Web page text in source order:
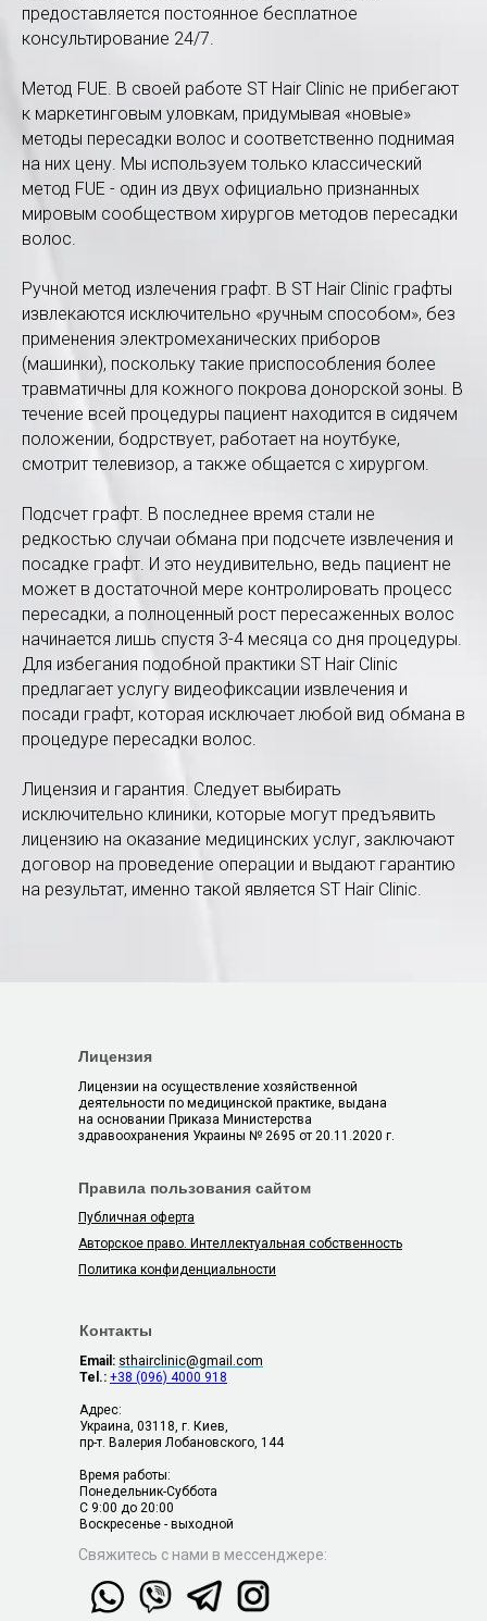
предоставляется постоянное бесплатное
консультирование 24/7.
Метод FUE. В своей работе ST Hair Clinic не прибегают
к маркетинговым уловкам, придумывая «новые»
методы пересадки волос и соответственно поднимая
на них цену. Мы используем только классический
метод FUE - один из двух официально признанных
мировым сообществом хирургов методов пересадки
волос.
Ручной метод излечения графт. В ST Hair Clinic графты
извлекаются исключительно «ручным способом», без
применения электромеханических приборов
(машинки), поскольку такие приспособления более
травматичны для кожного покрова донорской зоны. В
течение всей процедуры пациент находится в сидячем
положении, бодрствует, работает на ноутбуке,
смотрит телевизор, а также общается с хирургом.
Подсчет графт. В последнее время стали не
редкостью случаи обмана при подсчете извлечения и
посадке графт. И это неудивительно, ведь пациент не
может в достаточной мере контролировать процесс
пересадки, а полноценный рост пересаженных волос
начинается лишь спустя 3-4 месяца со дня процедуры.
Для избегания подобной практики ST Hair Clinic
предлагает услугу видеофиксации извлечения и
посади графт, которая исключает любой вид обмана в
процедуре пересадки волос.
Лицензия и гарантия. Следует выбирать
исключительно клиники, которые могут предъявить
лицензию на оказание медицинских услуг, заключают
договор на проведение операции и выдают гарантию
на результат, именно такой является ST Hair Clinic.
Лицензия
Лицензии на осуществление хозяйственной
деятельности по медицинской практике, выдана
на основании Приказа Министерства
здравоохранения Украины № 2695 от 20.11.2020 г.
Правила пользования сайтом
Публичная оферта
Авторское право. Интеллектуальная собственность
Политика конфиденциальности
Контакты
Email: sthairclinic@gmail.com
Tel.: +38 (096) 4000 918
Адрес:
Украина, 03118, г. Киев,
пр-т. Валерия Лобановского, 144
Время работы:
Понедельник-Суббота
C 9:00 до 20:00
Воскресенье - выходной
Свяжитесь с нами в мессенджере: